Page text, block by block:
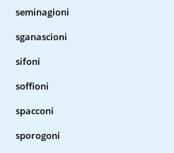
seminagioni
sganascioni
sifoni
soffioni
spacconi
sporogoni